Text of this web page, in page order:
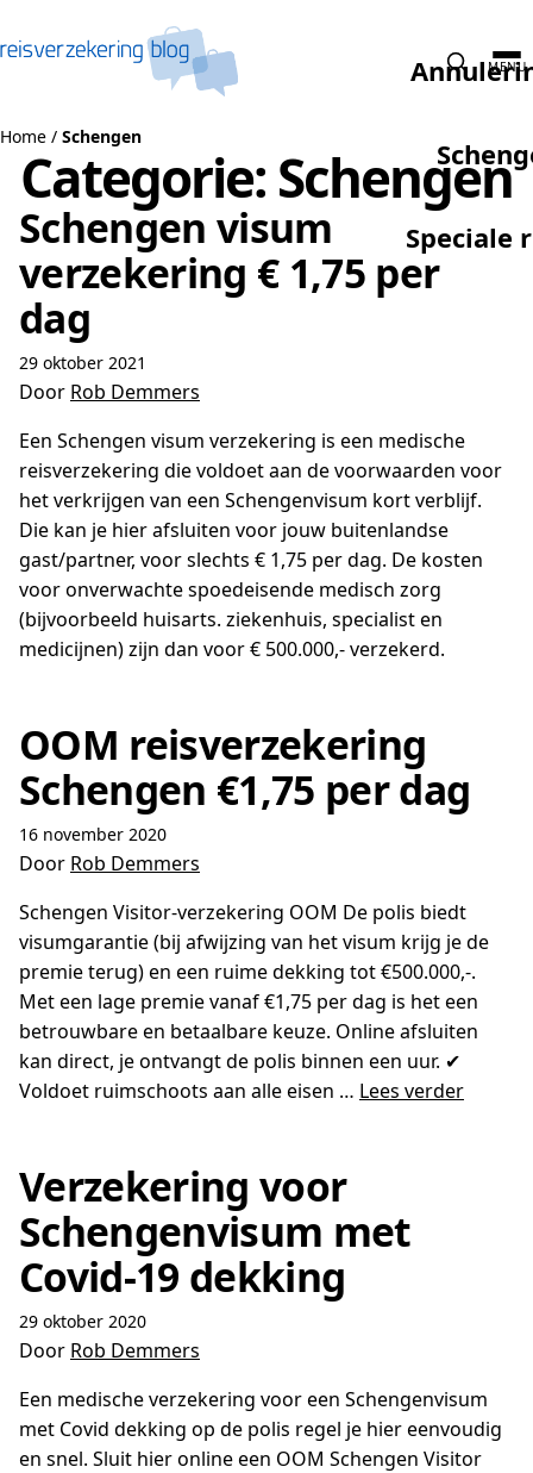
Speciale
MENU
Home / Schengen
Categorie: Schengen
Schengen visum
verzekering € 1,75 per
dag
29 oktober 2021
Door Rob Demmers
Een Schengen visum verzekering is een medische
reisverzekering die voldoet aan de voorwaarden voor
het verkrijgen van een Schengenvisum kort verblijf.
Die kan je hier afsluiten voor jouw buitenlandse
gast/partner, voor slechts € 1,75 per dag. De kosten
voor onverwachte spoedeisende medisch zorg
(bijvoorbeeld huisarts. ziekenhuis, specialist en
medicijnen) zijn dan voor € 500.000,- verzekerd.
OOM reisverzekering
Schengen €1,75 per dag
16 november 2020
Door Rob Demmers
Schengen Visitor-verzekering OOM De polis biedt
visumgarantie (bij afwijzing van het visum krijg je de
premie terug) en een ruime dekking tot €500.000,-.
Met een lage premie vanaf €1,75 per dag is het een
betrouwbare en betaalbare keuze. Online afsluiten
kan direct, je ontvangt de polis binnen een uur. ✔
Voldoet ruimschoots aan alle eisen … Lees verder
Verzekering voor
Schengenvisum met
Covid-19 dekking
29 oktober 2020
Door Rob Demmers
Een medische verzekering voor een Schengenvisum
met Covid dekking op de polis regel je hier eenvoudig
en snel. Sluit hier online een OOM Schengen Visitor